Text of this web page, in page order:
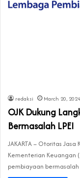
redaksi March 20, 2024
OJK Dukung
Bermasalah LPEI
JAKARTA – Otoritas
Kementerian Keuangan
pembiayaan